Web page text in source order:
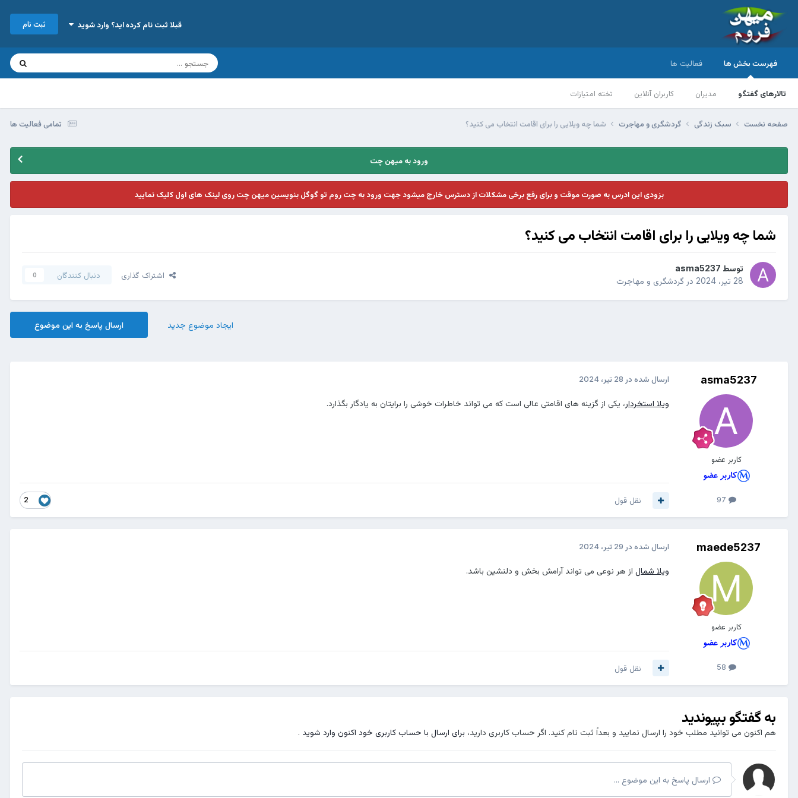
قبلا ثبت نام کرده اید؟ وارد شوید ثبت نام
فهرست بخش ها
تالارهای گفتگو مدیران کاربران آنلاین تخته امتیازات
فعالیت ها
تمامی فعالیت ها صفحه نخست سبک زندگی گردشگری و مهاجرت شما چه ویلایی را برای اقامت انتخاب می کنید؟
ورود به میهن چت
بزودی این ادرس به صورت موقت و برای رفع برخی مشکلات از دسترس خارج میشود جهت ورود به چت روم تو گوگل بنویسین میهن چت روی لینک های اول کلیک نمایید
شما چه ویلایی را برای اقامت انتخاب می کنید؟
توسط asma5237
28 تیر، 2024
در گردشگری و مهاجرت
اشتراک گذاری دنبال کنندگان 0
ارسال پاسخ به این موضوع ایجاد موضوع جدید
asma5237
کاربر عضو
ارسال شده در 28 تیر، 2024
ویلا استخردار، یکی از گزینه های اقامتی عالی است که می تواند خاطرات خوشی را برایتان به یادگار بگذارد.
2 نقل قول
maede5237
کاربر عضو
ارسال شده در 29 تیر، 2024
ویلا شمال از هر نوعی می تواند آرامش بخش و دلنشین باشد.
نقل قول
به گفتگو بپیوندید
هم اکنون می توانید مطلب خود را ارسال نمایید و بعداً ثبت نام کنید. اگر حساب کاربری دارید، برای ارسال با حساب کاربری خود اکنون وارد شوید .
ارسال پاسخ به این موضوع ...